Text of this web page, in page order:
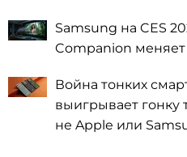
Samsung на CES
Companion
Война тонких
выигрывает гонку
не Apple или